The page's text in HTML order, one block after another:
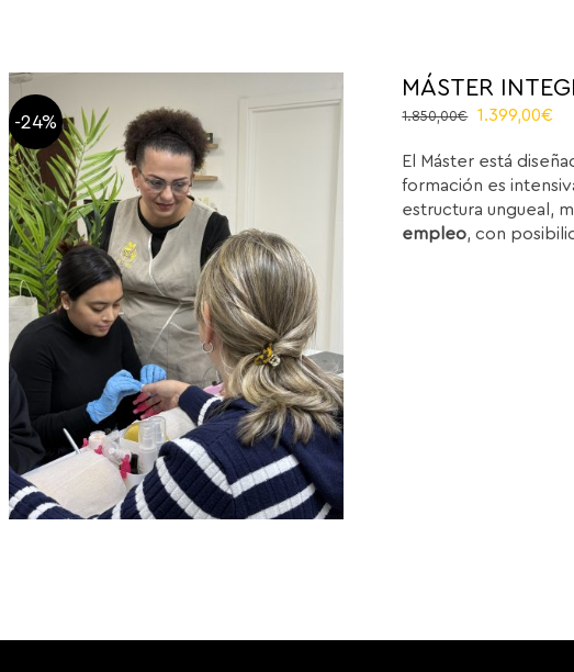
-24%
MÁSTER
1.850,00€
Original
was:
1.850,00€.
1.399,00€
is:
El Máster está
formación es
estructura ungueal,
empleo, con